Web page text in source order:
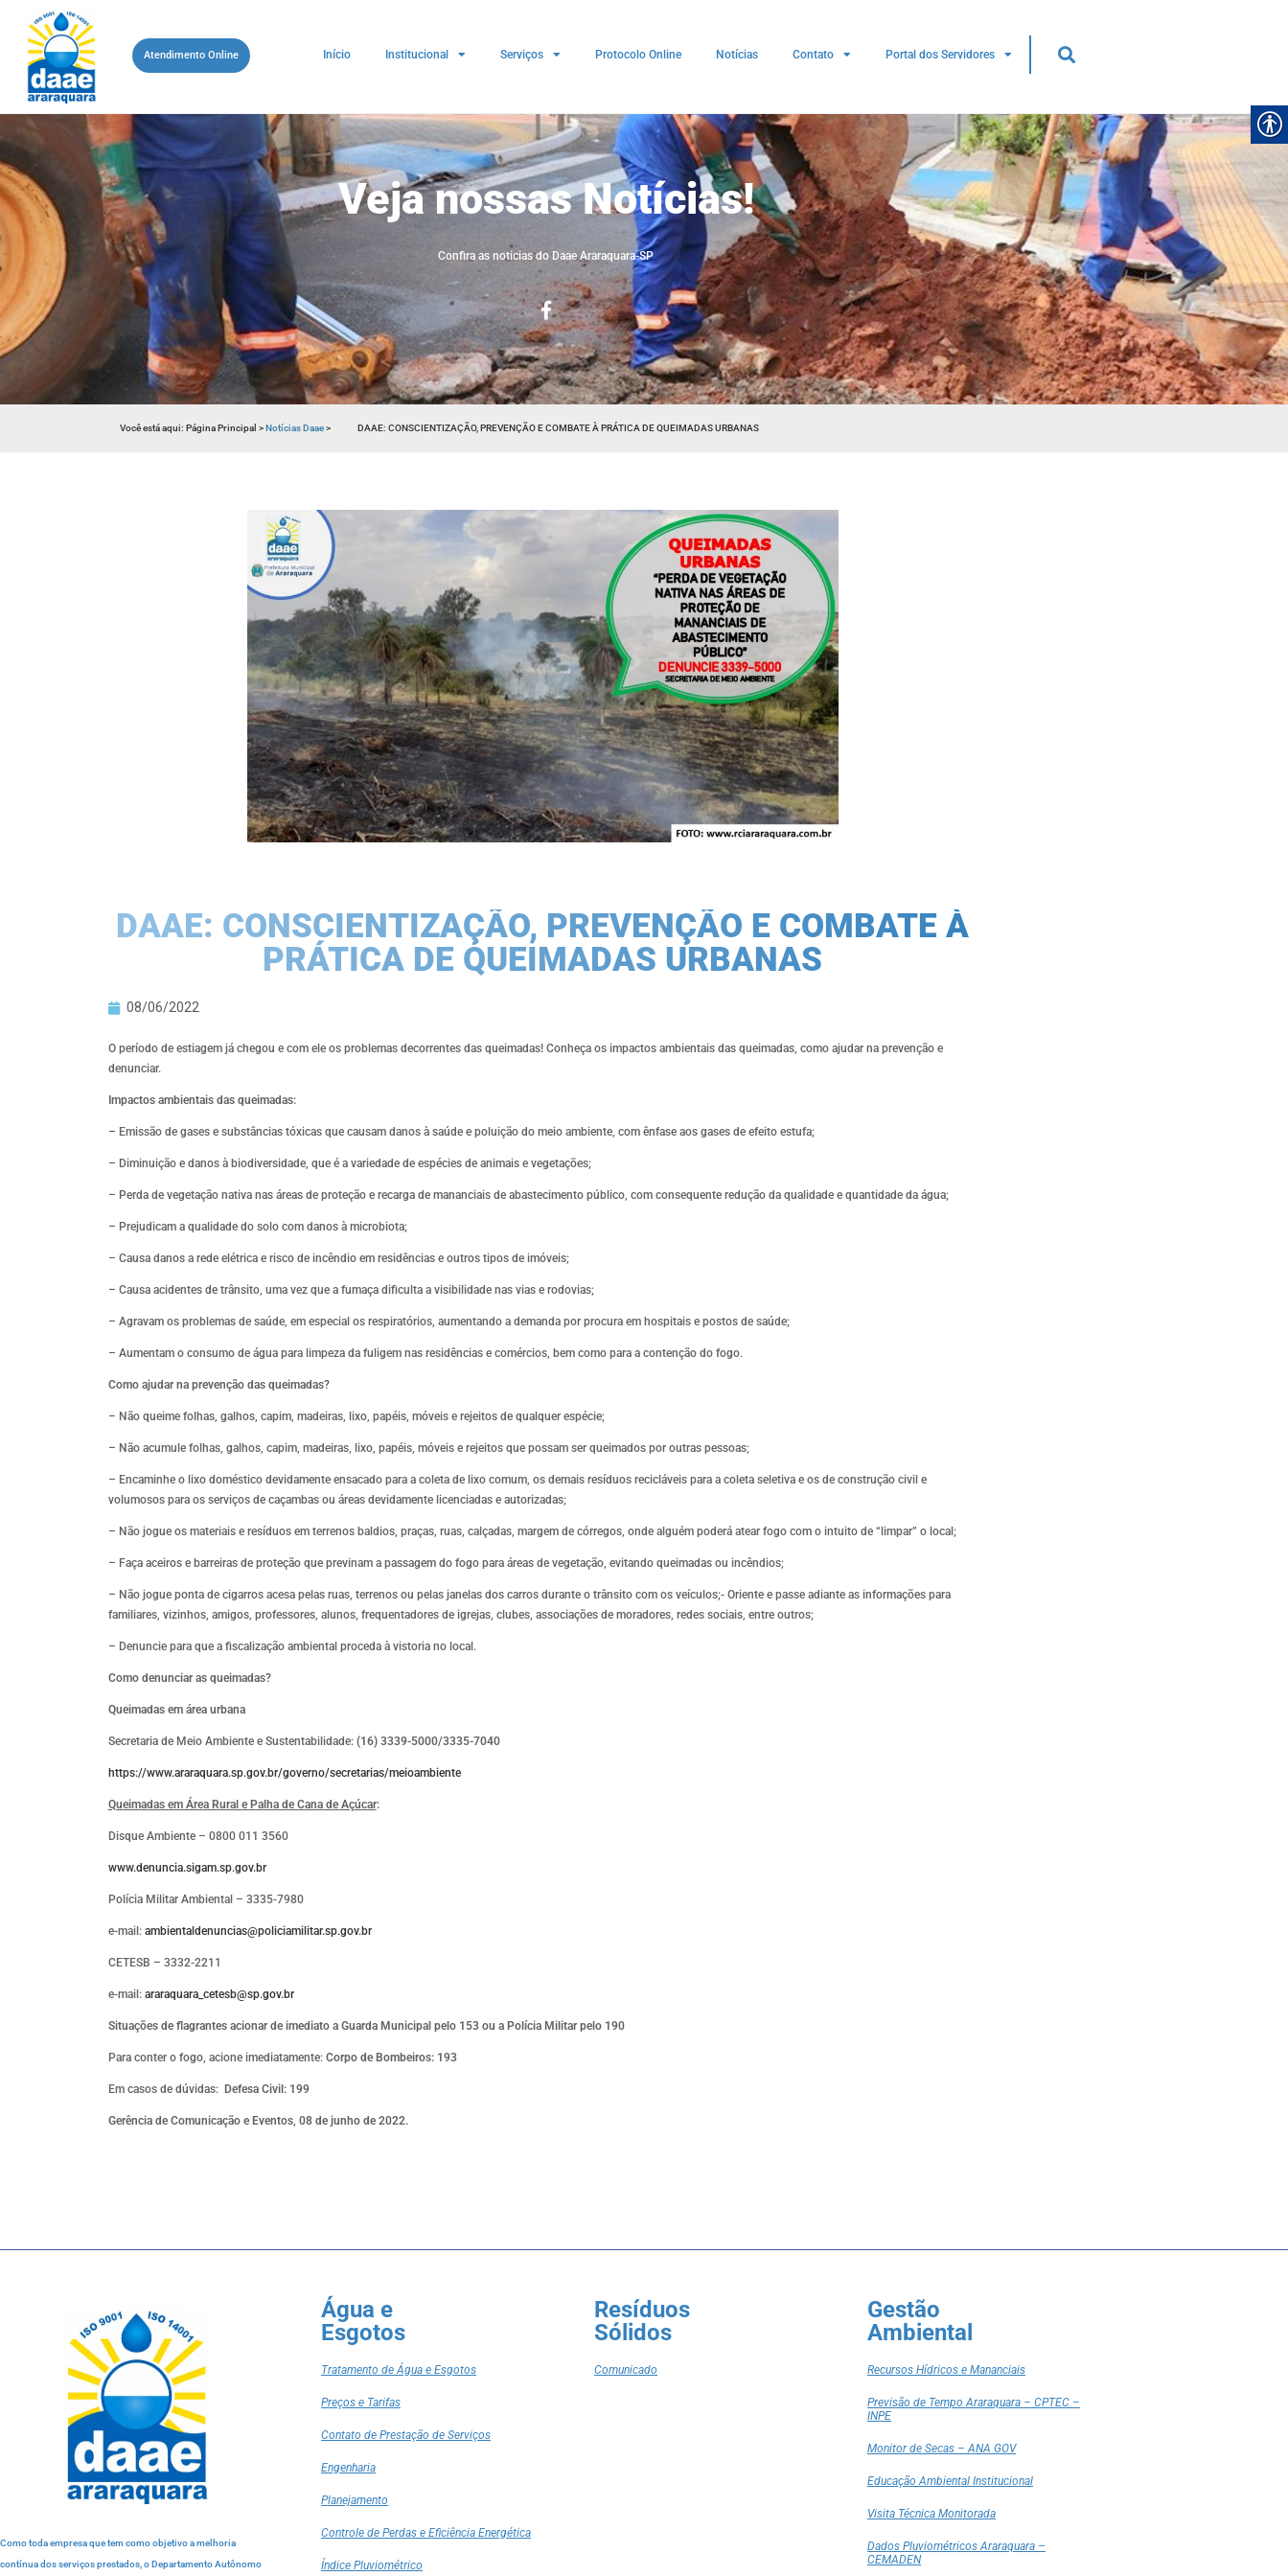
Atendimento Online Início Institucional Serviços Protocolo Online Notícias Contato Portal dos Servidores
Veja nossas Notícias!
Confira as noticias do Daae Araraquara-SP
Você está aqui:Página Principal>Notícias Daae> DAAE: CONSCIENTIZAÇÃO, PREVENÇÃO E COMBATE À PRÁTICA DE QUEIMADAS URBANAS
DAAE: CONSCIENTIZAÇÃO, PREVENÇÃO E COMBATE À
PRÁTICA DE QUEIMADAS URBANAS
08/06/2022
O período de estiagem já chegou e com ele os problemas decorrentes das queimadas! Conheça os impactos ambientais das queimadas, como ajudar na prevenção e
denunciar.
Impactos ambientais das queimadas:
– Emissão de gases e substâncias tóxicas que causam danos à saúde e poluição do meio ambiente, com ênfase aos gases de efeito estufa;
– Diminuição e danos à biodiversidade, que é a variedade de espécies de animais e vegetações;
– Perda de vegetação nativa nas áreas de proteção e recarga de mananciais de abastecimento público, com consequente redução da qualidade e quantidade da água;
– Prejudicam a qualidade do solo com danos à microbiota;
– Causa danos a rede elétrica e risco de incêndio em residências e outros tipos de imóveis;
– Causa acidentes de trânsito, uma vez que a fumaça dificulta a visibilidade nas vias e rodovias;
– Agravam os problemas de saúde, em especial os respiratórios, aumentando a demanda por procura em hospitais e postos de saúde;
– Aumentam o consumo de água para limpeza da fuligem nas residências e comércios, bem como para a contenção do fogo.
Como ajudar na prevenção das queimadas?
– Não queime folhas, galhos, capim, madeiras, lixo, papéis, móveis e rejeitos de qualquer espécie;
– Não acumule folhas, galhos, capim, madeiras, lixo, papéis, móveis e rejeitos que possam ser queimados por outras pessoas;
– Encaminhe o lixo doméstico devidamente ensacado para a coleta de lixo comum, os demais resíduos recicláveis para a coleta seletiva e os de construção civil e
volumosos para os serviços de caçambas ou áreas devidamente licenciadas e autorizadas;
– Não jogue os materiais e resíduos em terrenos baldios, praças, ruas, calçadas, margem de córregos, onde alguém poderá atear fogo com o intuito de “limpar” o local;
– Faça aceiros e barreiras de proteção que previnam a passagem do fogo para áreas de vegetação, evitando queimadas ou incêndios;
– Não jogue ponta de cigarros acesa pelas ruas, terrenos ou pelas janelas dos carros durante o trânsito com os veículos;- Oriente e passe adiante as informações para
familiares, vizinhos, amigos, professores, alunos, frequentadores de igrejas, clubes, associações de moradores, redes sociais, entre outros;
– Denuncie para que a fiscalização ambiental proceda à vistoria no local.
Como denunciar as queimadas?
Queimadas em área urbana
Secretaria de Meio Ambiente e Sustentabilidade: (16) 3339-5000/3335-7040
https://www.araraquara.sp.gov.br/governo/secretarias/meioambiente
Queimadas em Área Rural e Palha de Cana de Açúcar:
Disque Ambiente – 0800 011 3560
www.denuncia.sigam.sp.gov.br
Polícia Militar Ambiental – 3335-7980
e-mail: ambientaldenuncias@policiamilitar.sp.gov.br
CETESB – 3332-2211
e-mail: araraquara_cetesb@sp.gov.br
Situações de flagrantes acionar de imediato a Guarda Municipal pelo 153 ou a Polícia Militar pelo 190
Para conter o fogo, acione imediatamente: Corpo de Bombeiros: 193
Em casos de dúvidas: Defesa Civil: 199
Gerência de Comunicação e Eventos, 08 de junho de 2022.
Como toda empresa que tem como objetivo a melhoria
contínua dos serviços prestados, o Departamento Autônomo
Água e
Esgotos
Tratamento de Água e Esgotos
Preços e Tarifas
Contato de Prestação de Serviços
Engenharia
Planejamento
Controle de Perdas e Eficiência Energética
Índice Pluviométrico
Resíduos
Sólidos
Comunicado
Gestão
Ambiental
Recursos Hídricos e Mananciais
Previsão de Tempo Araraquara – CPTEC –
INPE
Monitor de Secas – ANA GOV
Educação Ambiental Institucional
Visita Técnica Monitorada
Dados Pluviométricos Araraquara –
CEMADEN